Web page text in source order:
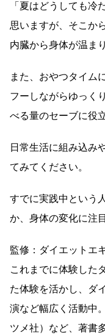
「夏はどうしても冷
思いますが、そこか
内臓から身体が温ま
また、おやつタイム
フーしながらゆっく
べる量のセーブに役
日常生活に組み込み
てみてください。
すでに実践中という
か、身体の変化に注
監修：ダイエットエ
これまでに体験した
た体験を活かし、ダ
演など幅広く活動中
ツメ社）など、著書多